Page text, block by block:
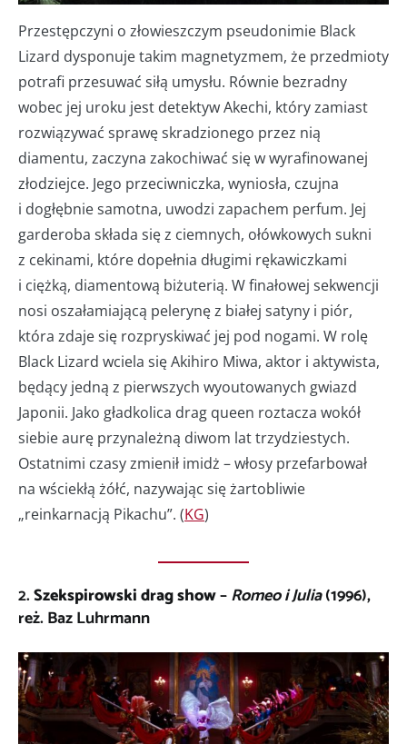
Przestępczyni o złowieszczym pseudonimie Black
Lizard dysponuje takim magnetyzmem, że przedmioty
potrafi przesuwać siłą umysłu. Równie bezradny
wobec jej uroku jest detektyw Akechi, który zamiast
rozwiązywać sprawę skradzionego przez nią
diamentu, zaczyna zakochiwać się w wyrafinowanej
złodziejce. Jego przeciwniczka, wyniosła, czujna
i dogłębnie samotna, uwodzi zapachem perfum. Jej
garderoba składa się z ciemnych, ołówkowych sukni
z cekinami, które dopełnia długimi rękawiczkami
i ciężką, diamentową biżuterią. W finałowej sekwencji
nosi oszałamiającą pelerynę z białej satyny i piór,
która zdaje się rozpryskiwać jej pod nogami. W rolę
Black Lizard wciela się Akihiro Miwa, aktor i aktywista,
będący jedną z pierwszych wyoutowanych gwiazd
Japonii. Jako gładkolica drag queen roztacza wokół
siebie aurę przynależną diwom lat trzydziestych.
Ostatnimi czasy zmienił imidż – włosy przefarbował
na wściekłą żółć, nazywając się żartobliwie
„reinkarnacją Pikachu”. (KG)
2.Szekspirowski drag show–Romeo i Julia(1996),
reż. Baz Luhrmann